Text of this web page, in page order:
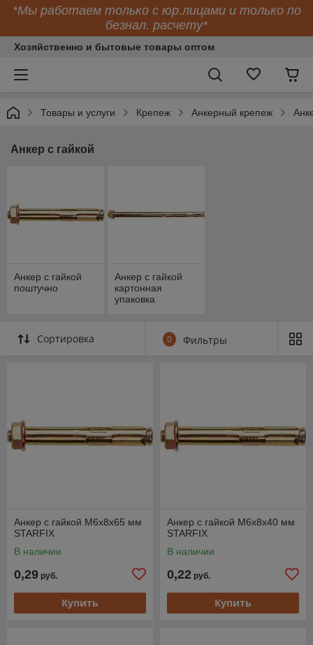
*Мы работаем только с юр.лицами и только по
безнал. расчету*
Хозяйственно и бытовые товары оптом
Товары и услуги Крепеж Анкерный крепеж
Анкер с гайкой
Анкер с гайкой
поштучно
Анкер с гайкой
картонная
упаковка
Сортировка 0 Фильтры
Анкер с гайкой М6х8х65 мм
STARFIX
В наличии
0,29 руб.
Купить
Анкер с гайкой М6х8х40 мм
STARFIX
В наличии
0,22 руб.
Купить